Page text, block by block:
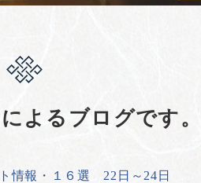
よるブログです
情報・１６選 22日～24日